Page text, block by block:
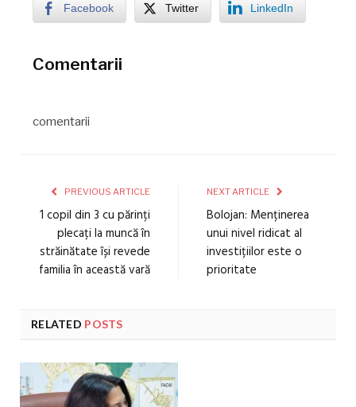
Facebook Twitter LinkedIn
Comentarii
comentarii
PREVIOUS ARTICLE
1 copil din 3 cu părinți
plecați la muncă în
străinătate își revede
familia în această vară
NEXT ARTICLE
Bolojan: Menținerea
unui nivel ridicat al
investițiilor este o
prioritate
RELATED POSTS